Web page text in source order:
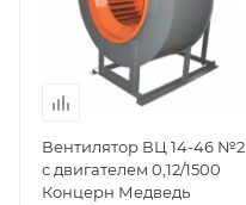
Вентилятор ВЦ 14-46 №2
с двигателем 0,12/1500
Концерн Медведь